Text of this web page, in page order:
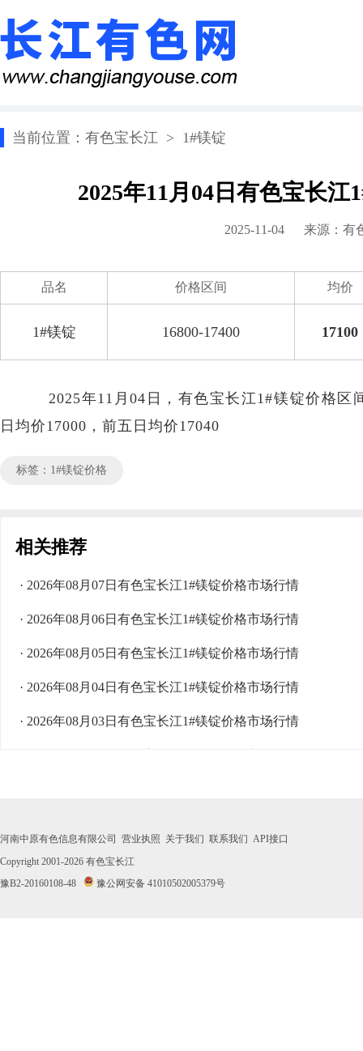
当前位置： 有色宝长江 > 1#镁锭
2025年11月04日有色宝长江
2025-11-04 来源： 有
品名 价格区间 均价
1#镁锭 16800-17400 17100
2025年11月04日，有色宝长江1#镁锭价格区
日均价17000，前五日均价17040
标签：1#镁锭价格
相关推荐
· 2026年08月07日有色宝长江1#镁锭价格市场行情
· 2026年08月06日有色宝长江1#镁锭价格市场行情
· 2026年08月05日有色宝长江1#镁锭价格市场行情
· 2026年08月04日有色宝长江1#镁锭价格市场行情
· 2026年08月03日有色宝长江1#镁锭价格市场行情
· 2026年07月28日有色宝长江1#镁锭价格市场行情
· 2026年07月27日有色宝长江1#镁锭价格市场行情
河南中原有色信息有限公司 营业执照 关于我们 联系我们 API接口
Copyright 2001-2026 有色宝长江
豫B2-20160108-48
豫公网安备 41010502005379号